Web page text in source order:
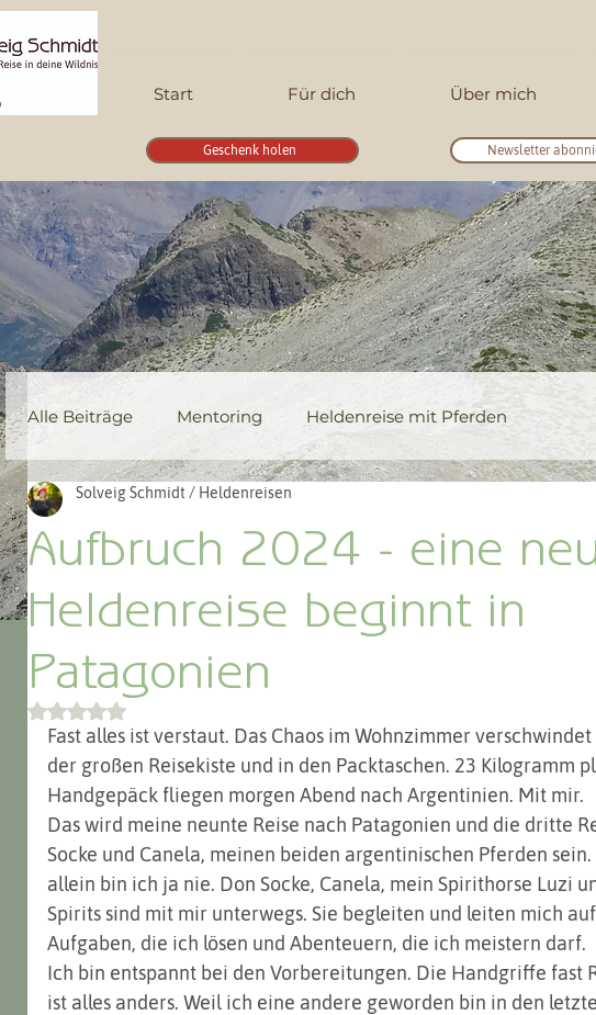
Start Für dich Über mich
Geschenk holen Newsletter
Alle Beiträge Mentoring Heldenreise mit Pferden
Argentinien zu Pferd Persönliches
Aufbruch 2024 - eine
Heldenreise beginnt in
Patagonien
Solveig Schmidt / Heldenreisen
Mit NaN von 5 Sternen bewertet.
Fast alles ist verstaut. Das Chaos im Wohnzimmer
der großen Reisekiste und in den Packtaschen. 23 Kilogramm
Handgepäck fliegen morgen Abend nach Argentinien. Mit mir.
Das wird meine neunte Reise nach Patagonien und die dritte
Socke und Canela, meinen beiden argentinischen Pferden
allein bin ich ja nie. Don Socke, Canela, mein Spirithorse Luzi
Spirits sind mit mir unterwegs. Sie begleiten und leiten mich
Aufgaben, die ich lösen und Abenteuern, die ich meistern darf.
Ich bin entspannt bei den Vorbereitungen. Die Handgriffe fast
ist alles anders. Weil ich eine andere geworden bin in den